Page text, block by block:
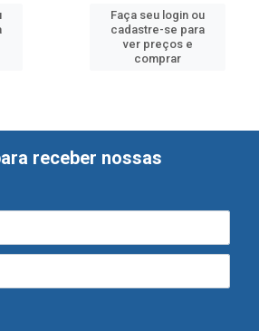
Faça seu login ou
cadastre-se para
ver preços e
comprar
receber nossas